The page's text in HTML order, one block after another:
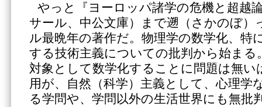
やっと『ヨーロッパ諸学の危機と超越
サール、中公文庫）まで遡（さかのぼ）
ル最晩年の著作だ。物理学の数学化、特
する技術主義についての批判から始まる
対象として数学化することに問題は無い
用が、自然（科学）主義として、心理学
る学問や、学問以外の生活世界にも無批